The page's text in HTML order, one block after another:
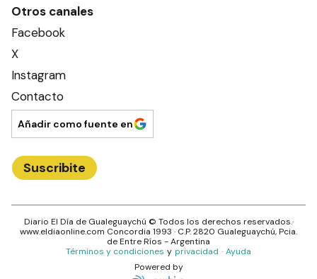
Otros canales
Facebook
X
Instagram
Contacto
Añadir como fuente en
Suscribite
Diario El Día de Gualeguaychú © Todos los derechos reservados.·
www.eldiaonline.com Concordia 1993 · C.P.2820 Gualeguaychú, Pcia.
deEntre Ríos - Argentina
Términos y condiciones y privacidad · Ayuda
Powered by